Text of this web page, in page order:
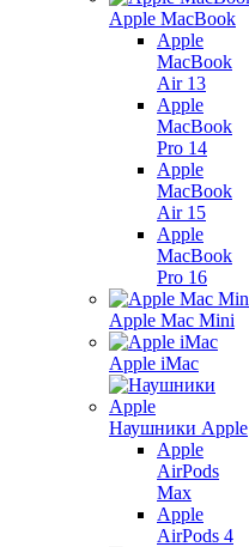
Apple MacBook
Apple
MacBook
Air 13
Apple
MacBook
Pro 14
Apple
MacBook
Air 15
Apple
MacBook
Pro 16
Apple Mac Mini
Apple iMac
Наушники Apple
Apple
AirPods
Max
Apple
AirPods 4